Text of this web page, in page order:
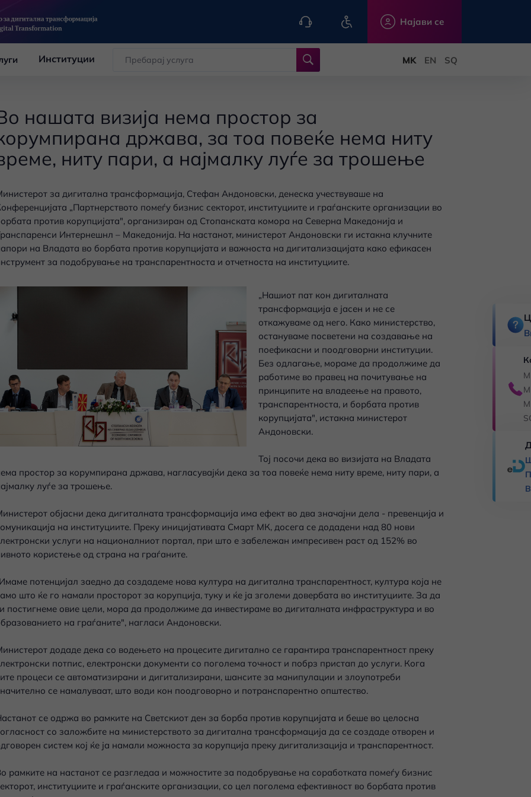
Најави се
Институции
нашата визија нема простор за
држава, за тоа повеќе нема ниту
ниту пари, а најмалку луѓе за трошење
за дигитална трансформација, Стефан Андоновски, денеска учествуваше на
„Партнерството помеѓу бизнис секторот, институциите и граѓанските организации во
против корупцијата", организиран од Стопанската комора на Северна Македонија и
Интернешнл – Македонија. На настанот, министерот Андоновски ги истакна клучните
на Владата во борбата против корупцијата и важноста на дигитализацијата како ефикасен
за подобрување на транспарентноста и отчетноста на институциите.
„Нашиот пат кон дигиталната
трансформација е јасен и не се
откажуваме од него. Како министерство,
остануваме посветени на создавање на
поефикасни и поодговорни институции.
Без одлагање, мораме да продолжиме да
работиме во правец на почитување на
принципите на владеење на правото,
транспарентноста, и борбата против
корупцијата", истакна министерот
Андоновски.
Тој посочи дека во визијата на Владата
простор за корумпирана држава, нагласувајќи дека за тоа повеќе нема ниту време, ниту пари, а
луѓе за трошење.
објасни дека дигиталната трансформација има ефект во два значајни дела - превенција и
на институциите. Преку иницијативата Смарт МК, досега се додадени над 80 нови
услуги на националниот портал, при што е забележан импресивен раст од 152% во
користење од страна на граѓаните.
потенцијал заедно да создадеме нова култура на дигитална транспарентност, култура која не
што ќе го намали просторот за корупција, туку и ќе ја зголеми довербата во институциите. За да
постигнеме овие цели, мора да продолжиме да инвестираме во дигиталната инфраструктура и во
на граѓаните", нагласи Андоновски.
додаде дека со водењето на процесите дигитално се гарантира транспарентност преку
потпис, електронски документи со поголема точност и побрз пристап до услуги. Кога
процеси се автоматизирани и дигитализирани, шансите за манипулации и злоупотреби
се намалуваат, што води кон поодговорно и потранспарентно општество.
се одржа во рамките на Светскиот ден за борба против корупцијата и беше во целосна
со заложбите на министерството за дигитална трансформација да се создаде отворен и
систем кој ќе ја намали можноста за корупција преку дигитализација и транспарентност.
рамките на настанот се разгледаа и можностите за подобрување на соработката помеѓу бизнис
институциите и граѓанските организации, со цел поголема ефективност во борбата против